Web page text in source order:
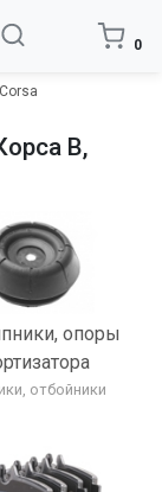
0
B,
опоры
отбойники